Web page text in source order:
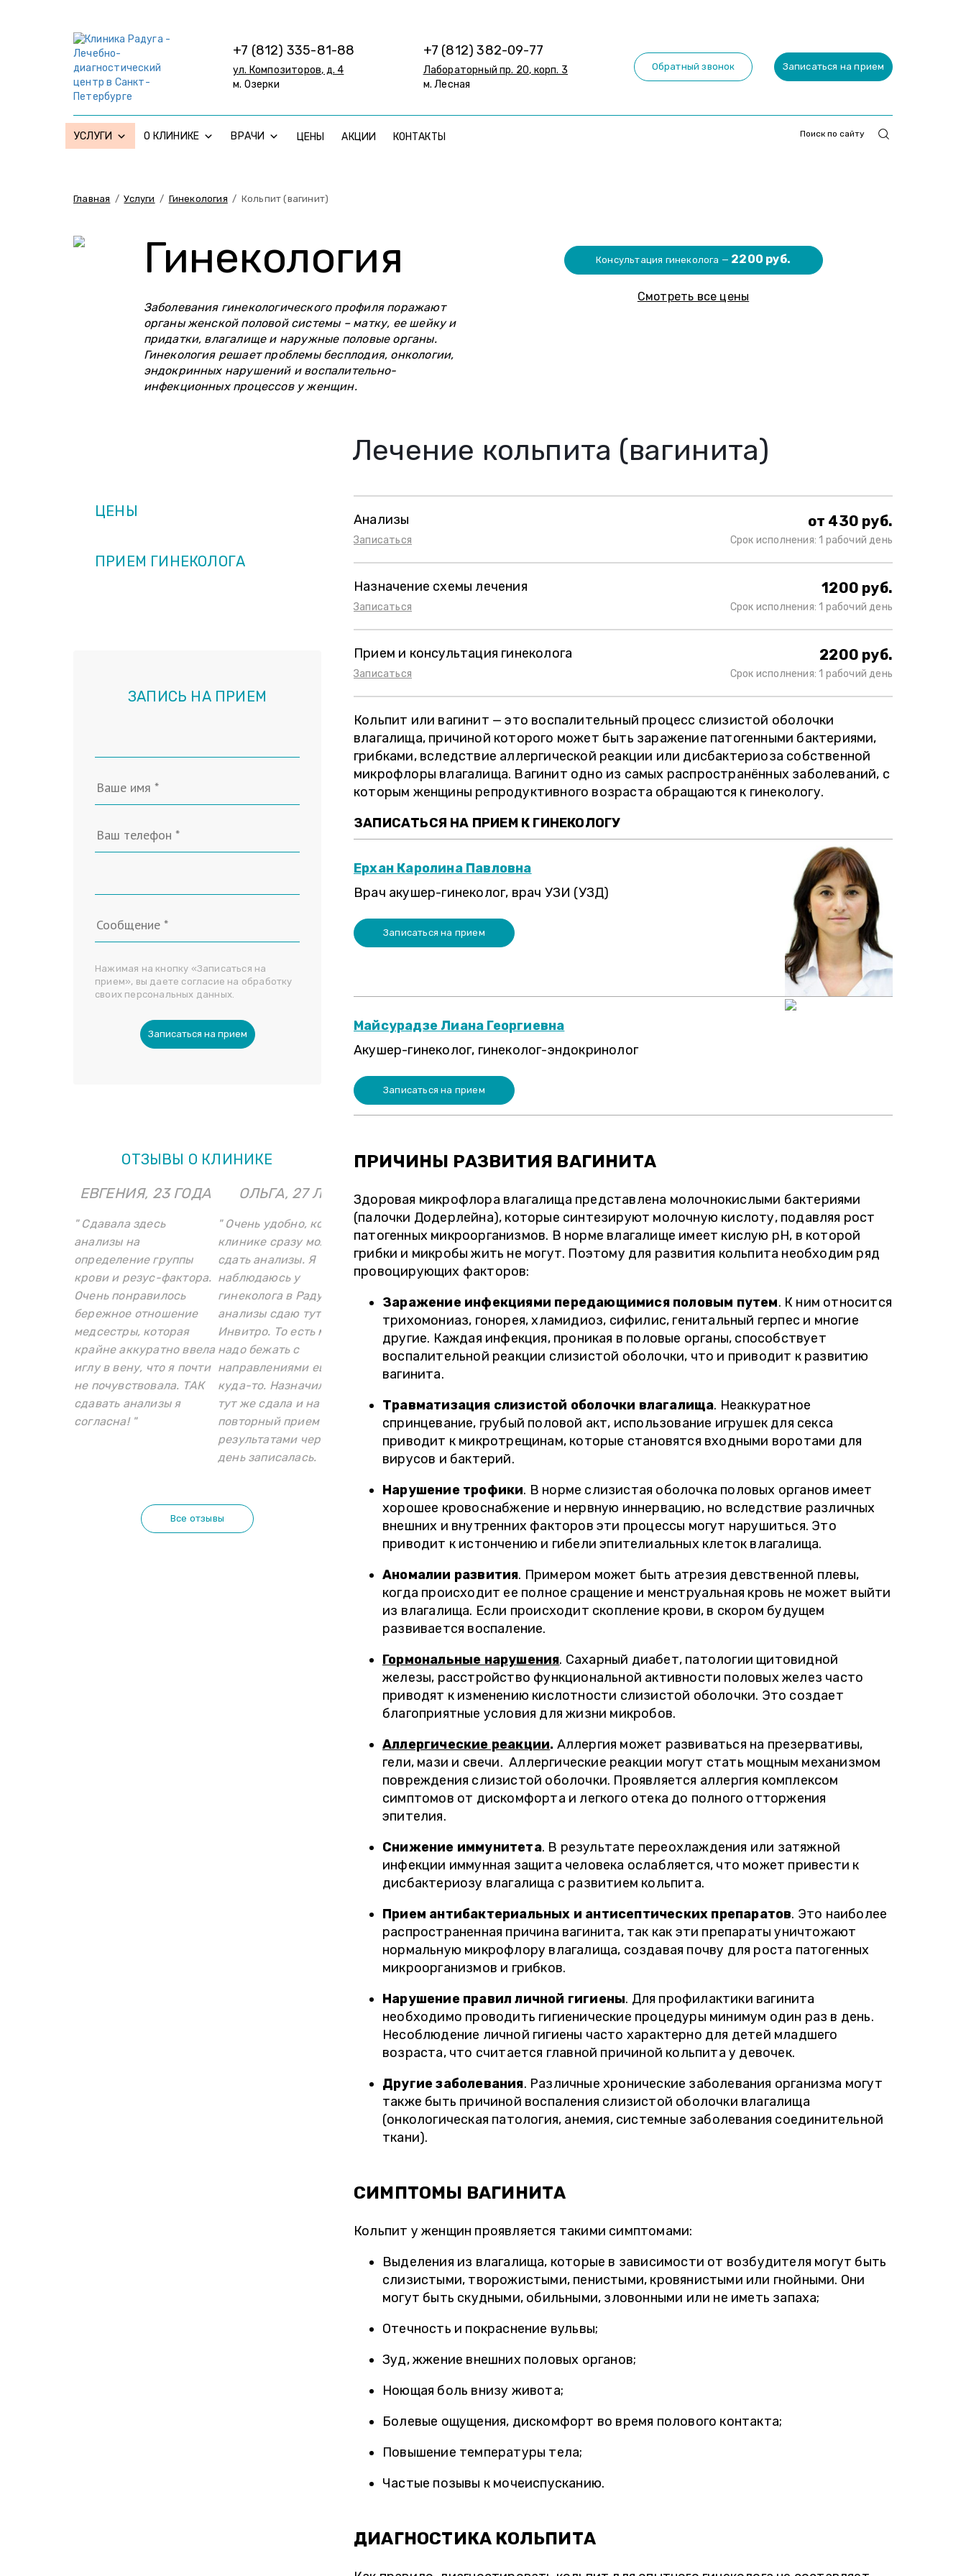
+7 (812) 335-81-88
ул. Композиторов, д. 4
м. Озерки
+7 (812) 382-09-77
Лабораторный пр. 20, корп. 3
м. Лесная
Обратный звонок Записаться на прием
УСЛУГИ О КЛИНИКЕ ВРАЧИ ЦЕНЫ АКЦИИ КОНТАКТЫ
Главная /Услуги / Гинекология / Кольпит (вагинит)
Гинекология
Заболевания гинекологического профиля поражают
органы женской половой системы – матку, ее шейку и
придатки, влагалище и наружные половые органы.
Гинекология решает проблемы бесплодия, онкологии,
эндокринных нарушений и воспалительно-
инфекционных процессов у женщин.
Консультация гинеколога — 2200 руб.
Смотреть все цены
ЦЕНЫ
ПРИЕМ ГИНЕКОЛОГА
ЗАПИСЬ НА ПРИЕМ
Нажимая на кнопку «Записаться на
прием», вы даете согласие на обработку
своих персональных данных.
Записаться на прием
ОТЗЫВЫ О КЛИНИКЕ
ЕВГЕНИЯ, 23 ГОДА
" Сдавала здесь
анализы на
определение группы
крови и резус-фактора.
Очень понравилось
бережное отношение
медсестры, которая
крайне аккуратно ввела
иглу в вену, что я почти
не почувствовала. ТАК
сдавать анализы я
согласна! "
ОЛЬГА, 27 ЛЕТ
" Очень удобно, когда в
клинике сразу можно
сдать анализы. Я
наблюдаюсь у
гинеколога в Радуге, а
анализы сдаю тут же в
Инвитро. То есть мне не
надо бежать с
направлениями еще
куда-то. Назначили –
тут же сдала и на
повторный прием уже с
результатами через
день записалась. "
ЕЛЕНА П., 37 ЛЕТ
" Товарищи! Если
очередь и 2-недельное
ожидание результатов,
а потом опять очередь
не для вас, идите в
Инвитро. Как не
единожды сдававшая
анализы, могу смело
время не подвели ни со
сроками, не с
достоверностью
анализов. "
Все отзывы
Лечение кольпита (вагинита)
Анализы от 430 руб.
Записаться Срок исполнения: 1 рабочий день
Назначение схемы лечения 1200 руб.
Записаться Срок исполнения: 1 рабочий день
Прием и консультация гинеколога 2200 руб.
Записаться Срок исполнения: 1 рабочий день
Кольпит или вагинит — это воспалительный процесс слизистой оболочки
влагалища, причиной которого может быть заражение патогенными бактериями,
грибками, вследствие аллергической реакции или дисбактериоза собственной
микрофлоры влагалища. Вагинит одно из самых распространённых заболеваний, с
которым женщины репродуктивного возраста обращаются к гинекологу.
ЗАПИСАТЬСЯ НА ПРИЕМ К ГИНЕКОЛОГУ
Ерхан Каролина Павловна
Врач акушер-гинеколог, врач УЗИ (УЗД)
Записаться на прием
Майсурадзе Лиана Георгиевна
Акушер-гинеколог, гинеколог-эндокринолог
Записаться на прием
ПРИЧИНЫ РАЗВИТИЯ ВАГИНИТА
Здоровая микрофлора влагалища представлена молочнокислыми бактериями
(палочки Додерлейна), которые синтезируют молочную кислоту, подавляя рост
патогенных микроорганизмов. В норме влагалище имеет кислую рН, в которой
грибки и микробы жить не могут. Поэтому для развития кольпита необходим ряд
провоцирующих факторов:
Заражение инфекциями передающимися половым путем. К ним относится
трихомониаз, гонорея, хламидиоз, сифилис, генитальный герпес и многие
другие. Каждая инфекция, проникая в половые органы, способствует
воспалительной реакции слизистой оболочки, что и приводит к развитию
вагинита.
Травматизация слизистой оболочки влагалища. Неаккуратное
спринцевание, грубый половой акт, использование игрушек для секса
приводит к микротрещинам, которые становятся входными воротами для
вирусов и бактерий.
Нарушение трофики. В норме слизистая оболочка половых органов имеет
хорошее кровоснабжение и нервную иннервацию, но вследствие различных
внешних и внутренних факторов эти процессы могут нарушиться. Это
приводит к истончению и гибели эпителиальных клеток влагалища.
Аномалии развития. Примером может быть атрезия девственной плевы,
когда происходит ее полное сращение и менструальная кровь не может выйти
из влагалища. Если происходит скопление крови, в скором будущем
развивается воспаление.
Гормональные нарушения. Сахарный диабет, патологии щитовидной
железы, расстройство функциональной активности половых желез часто
приводят к изменению кислотности слизистой оболочки. Это создает
благоприятные условия для жизни микробов.
Аллергические реакции. Аллергия может развиваться на презервативы,
гели, мази и свечи. Аллергические реакции могут стать мощным механизмом
повреждения слизистой оболочки. Проявляется аллергия комплексом
симптомов от дискомфорта и легкого отека до полного отторжения
эпителия.
Снижение иммунитета. В результате переохлаждения или затяжной
инфекции иммунная защита человека ослабляется, что может привести к
дисбактериозу влагалища с развитием кольпита.
Прием антибактериальных и антисептических препаратов. Это наиболее
распространенная причина вагинита, так как эти препараты уничтожают
нормальную микрофлору влагалища, создавая почву для роста патогенных
микроорганизмов и грибков.
Нарушение правил личной гигиены. Для профилактики вагинита
необходимо проводить гигиенические процедуры минимум один раз в день.
Несоблюдение личной гигиены часто характерно для детей младшего
возраста, что считается главной причиной кольпита у девочек.
Другие заболевания. Различные хронические заболевания организма могут
также быть причиной воспаления слизистой оболочки влагалища
(онкологическая патология, анемия, системные заболевания соединительной
ткани).
СИМПТОМЫ ВАГИНИТА
Кольпит у женщин проявляется такими симптомами:
Выделения из влагалища, которые в зависимости от возбудителя могут быть
слизистыми, творожистыми, пенистыми, кровянистыми или гнойными. Они
могут быть скудными, обильными, зловонными или не иметь запаха;
Отечность и покраснение вульвы;
Зуд, жжение внешних половых органов;
Ноющая боль внизу живота;
Болевые ощущения, дискомфорт во время полового контакта;
Повышение температуры тела;
Частые позывы к мочеиспусканию.
ДИАГНОСТИКА КОЛЬПИТА